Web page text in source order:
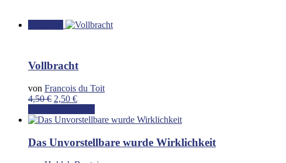
Vollbracht
von Francois du Toit
4,50€ Ursprünglicher
war:
2,50 €Aktueller
ist:
Das Unvorstellbare wurde Wirklichkeit